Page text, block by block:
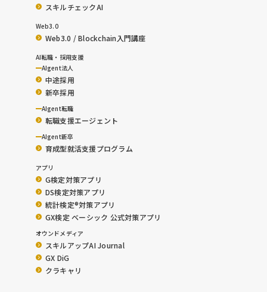
スキルチェックAI
Web3.0
Web3.0 / Blockchain入門講座
AI転職・採用支援
AIgent法人
中途採用
新卒採用
AIgent転職
転職支援エージェント
AIgent新卒
育成型就活支援プログラム
アプリ
G検定対策アプリ
DS検定対策アプリ
統計検定®︎対策アプリ
GX検定 ベーシック 公式対策アプリ
オウンドメディア
スキルアップAI Journal
GX DiG
クラキャリ